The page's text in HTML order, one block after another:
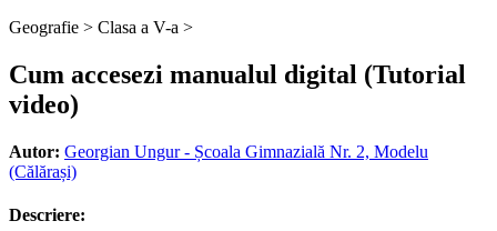
Geografie > Clasa a V-a >
Cum accesezi manualul digital (Tutorial
video)
Autor: Georgian Ungur - Școala Gimnazială Nr. 2, Modelu
(Călărași)
Descriere: